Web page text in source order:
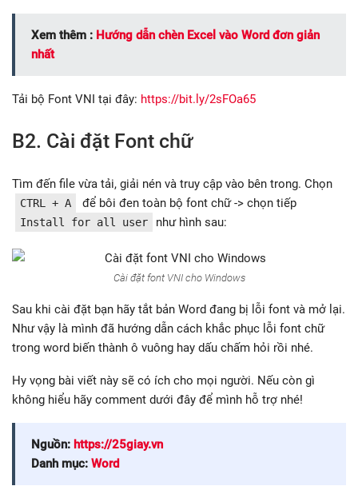
Xem thêm : Hướng dẫn chèn Excel vào Word đơn giản
nhất
Tải bộ Font VNI tại đây: https://bit.ly/2sFOa65
B2. Cài đặt Font chữ
Tìm đến file vừa tải, giải nén và truy cập vào bên trong. Chọn
CTRL + A để bôi đen toàn bộ font chữ -> chọn tiếp
Install for all user như hình sau:
Cài đặt font VNI cho Windows
Sau khi cài đặt bạn hãy tắt bản Word đang bị lỗi font và mở lại.
Như vậy là mình đã hướng dẫn cách khắc phục lỗi font chữ
trong word biến thành ô vuông hay dấu chấm hỏi rồi nhé.
Hy vọng bài viết này sẽ có ích cho mọi người. Nếu còn gì
không hiểu hãy comment dưới đây để mình hỗ trợ nhé!
Nguồn: https://25giay.vn
Danh mục: Word